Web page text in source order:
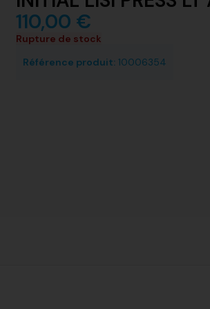
110,00 €
Rupture de stock
Référence produit:10006354